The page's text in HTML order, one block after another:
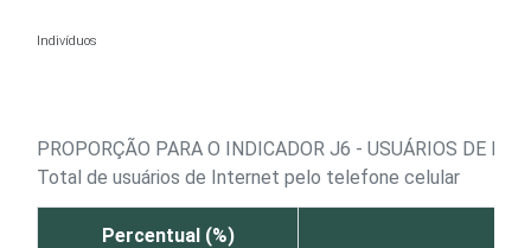
Indivíduos
PROPORÇÃO PARA O INDICADOR J6 - USUÁRIOS DE
Total de usuários de Internet pelo telefone celular
Percentual (%)